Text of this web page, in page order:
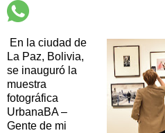
En la ciudad de
La Paz, Bolivia,
se inauguró la
muestra
fotográfica
UrbanaBA –
Gente de mi